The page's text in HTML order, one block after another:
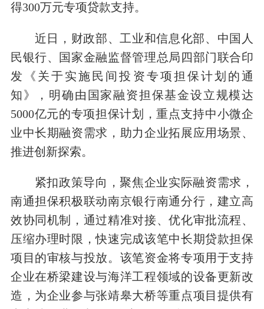
得300万元专项贷款支持。
近日，财政部、工业和信息化部、中国人
民银行、国家金融监督管理总局四部门联合印
发《关于实施民间投资专项担保计划的通
知》，明确由国家融资担保基金设立规模达
5000亿元的专项担保计划，重点支持中小微企
业中长期融资需求，助力企业拓展应用场景、
推进创新探索。
紧扣政策导向，聚焦企业实际融资需求，
南通担保积极联动南京银行南通分行，建立高
效协同机制，通过精准对接、优化审批流程、
压缩办理时限，快速完成该笔中长期贷款担保
项目的审核与投放。该笔资金将专项用于支持
企业在桥梁建设与海洋工程领域的设备更新改
造，为企业参与张靖皋大桥等重点项目提供有